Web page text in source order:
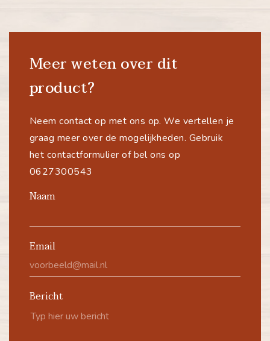
Meer weten over dit
product?
Neem contact op met ons op. We vertellen je
graag meer over de mogelijkheden. Gebruik
het contactformulier of bel ons op
0627300543
Naam
Email
Bericht